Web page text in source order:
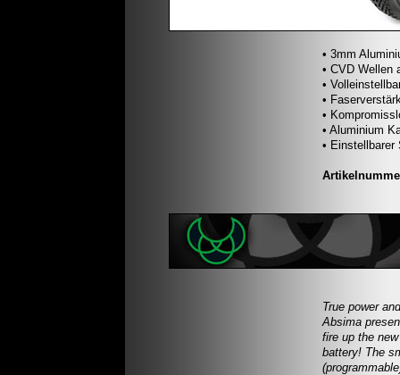
• 3mm
• CVD Wellen
•
•
•
• Aluminium
• Einstellbarer
True power
Absima
fire up the
battery! The